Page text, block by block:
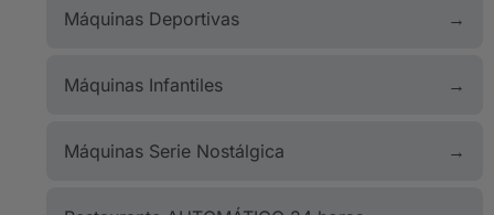
Máquinas Deportivas
Máquinas Infantiles
Máquinas Serie Nostálgica